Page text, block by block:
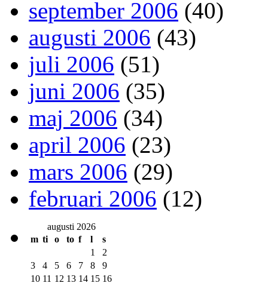
september 2006 (40)
augusti 2006 (43)
juli 2006 (51)
juni 2006 (35)
maj 2006 (34)
april 2006 (23)
mars 2006 (29)
februari 2006 (12)
augusti 2026
m ti o to f l s
1
2
3
4 5 6 7 8
9
10 11 12 13 14 15 16